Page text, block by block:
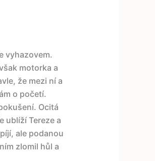
vyhazovem.
motorka a
že mezi ní a
o početí.
Ocitá
ublíží Tereze a
ale podanou
zlomil hůl a